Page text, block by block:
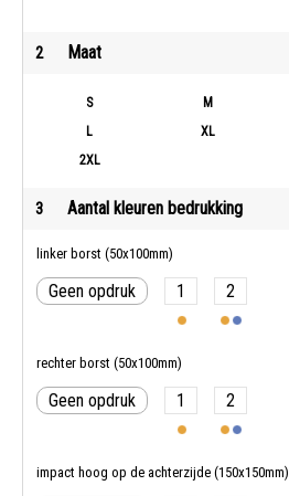
2 Maat
S
M
L
XL
2XL
3 Aantal kleuren bedrukking
linker borst (50x100mm)
Geen opdruk 1 2
rechter borst (50x100mm)
Geen opdruk 1 2
impact hoog op de achterzijde (150x150mm)